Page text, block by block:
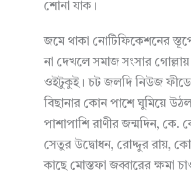
শোনা যাক।
জমে থাকা নোটিফিকেশনের
না দেখলে সমাজ সংসার
ওইটুকুই। চট জলদি নিউজ ফীডের
বিছানার কোন পাশে ঘুমিয়ে
পাশাপাশি রাণীর জন্মদিন, কে.
সেতুর উদ্বোধন, রোদ্দুর রায়,
কাছে মোস্তফা জব্বারের ক্ষমা